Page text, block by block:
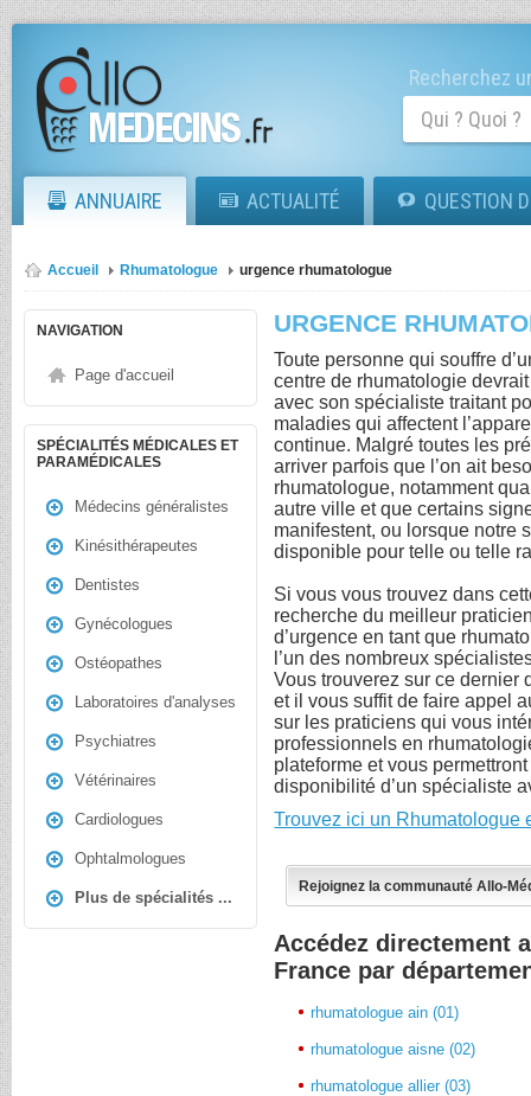
Recherchez
ANNUAIRE ACTUALITÉ QUESTION
Accueil Rhumatologue urgence rhumatologue
NAVIGATION
Page d'accueil
SPÉCIALITÉS MÉDICALES ET
PARAMÉDICALES
Médecins généralistes
Kinésithérapeutes
Dentistes
Gynécologues
Ostéopathes
Laboratoires d'analyses
Psychiatres
Vétérinaires
Cardiologues
Ophtalmologues
Plus de spécialités ...
URGENCE
Toute personne qui souffre
centre de rhumatologie
avec son spécialiste traitant
maladies qui affectent
continue. Malgré toutes les
arriver parfois que l’on ait
rhumatologue, notamment
autre ville et que certains
manifestent, ou lorsque notre
disponible pour telle ou telle
Si vous vous trouvez dans
recherche du meilleur
d’urgence en tant que
l’un des nombreux
Vous trouverez sur ce dernier
et il vous suffit de faire appel
sur les praticiens qui vous
professionnels en
plateforme et vous
disponibilité d’un spécialiste
Trouvez ici un Rhumatologue
Rejoignez la communauté Allo-
Accédez directement
France par
rhumatologue ain (01)
rhumatologue aisne (02)
rhumatologue allier (03)